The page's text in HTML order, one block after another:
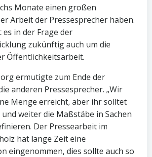
Monate einen großen
Arbeit der Pressesprecher haben.
in der Frage der
zukünftig auch um die
Öffentlichkeitsarbeit.
ermutigte zum Ende der
anderen Pressesprecher. „Wir
Menge erreicht, aber ihr solltet
weiter die Maßstäbe in Sachen
Der Pressearbeit im
hat lange Zeit eine
eingenommen, dies sollte auch so